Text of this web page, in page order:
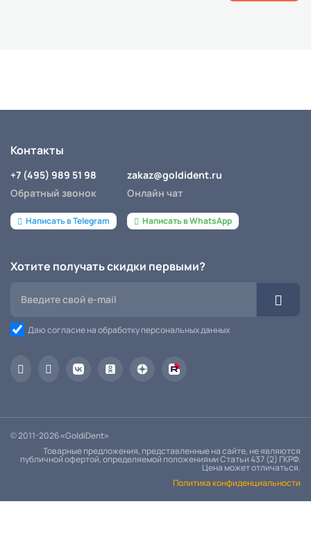
Контакты
+7 (495) 989 51 98
Обратный звонок
Написать в Telegram
zakaz@goldident.ru
Онлайн чат
Написать в WhatsApp
Хотите получать скидки первыми?
Даю согласие на обработку персональных данных
© 2011-2026 «GoldiDent»
Товарные предложения, представленные на сайте, не являются
публичной офертой, определяемой положениями Статьи 437 (2) ГКРФ.
Цена может отличаться.
Политика конфиденциальности